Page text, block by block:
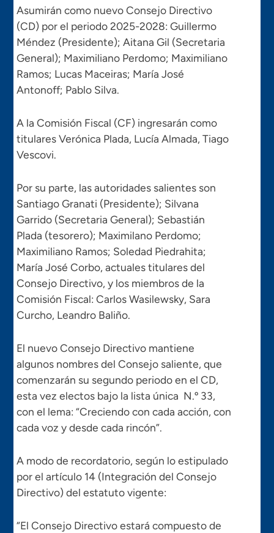
Asumirán como nuevo Consejo Directivo
(CD) por el periodo 2025-2028: Guillermo
Méndez (Presidente); Aitana Gil (Secretaria
General); Maximiliano Perdomo; Maximiliano
Ramos; Lucas Maceiras; María José
Antonoff; Pablo Silva.
A la Comisión Fiscal (CF) ingresarán como
titulares Verónica Plada, Lucía Almada, Tiago
Vescovi.
Por su parte, las autoridades salientes son
Santiago Granati (Presidente); Silvana
Garrido (Secretaria General); Sebastián
Plada (tesorero); Maximilano Perdomo;
Maximiliano Ramos; Soledad Piedrahita;
María José Corbo, actuales titulares del
Consejo Directivo, y los miembros de la
Comisión Fiscal: Carlos Wasilewsky, Sara
Curcho, Leandro Baliño.
El nuevo Consejo Directivo mantiene
algunos nombres del Consejo saliente, que
comenzarán su segundo periodo en el CD,
esta vez electos bajo la lista única N.º 33,
con el lema: “Creciendo con cada acción, con
cada voz y desde cada rincón”.
A modo de recordatorio, según lo estipulado
por el artículo 14 (Integración del Consejo
Directivo) del estatuto vigente:
“El Consejo Directivo estará compuesto de